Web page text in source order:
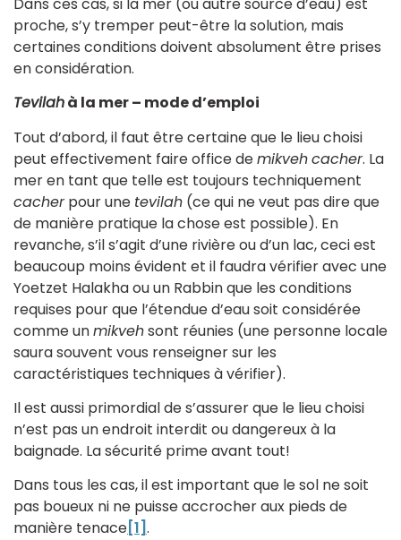
proche, s’y tremper peut-être la solution, mais
certaines conditions doivent absolument être prises
en considération.
Tevilahà la mer – mode d’emploi
Tout d’abord, il faut être certaine que le lieu choisi
peut effectivement faire office demikvehcacher. La
mer en tant que telle est toujours techniquement
cacherpour une tevilah (ce qui ne veut pas dire que
de manière pratique la chose est possible). En
revanche, s’il s’agit d’une rivière ou d’un lac, ceci est
beaucoup moins évident et il faudra vérifier avec une
Yoetzet Halakha ou un Rabbin que les conditions
requises pour que l’étendue d’eau soit considérée
comme unmikvehsont réunies (une personne locale
saura souvent vous renseigner sur les
caractéristiques techniques à vérifier).
Il est aussi primordial de s’assurer que le lieu choisi
n’est pas un endroit interdit ou dangereux à la
baignade. La sécurité prime avant tout!
Dans tous les cas, il est important que le sol ne soit
pas boueux ni ne puisse accrocher aux pieds de
manière tenace[1].